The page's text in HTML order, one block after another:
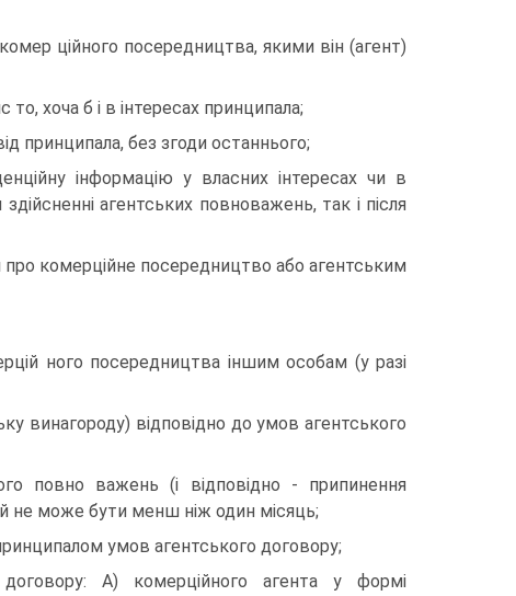
ційного посередництва, якими він (агент)
хоча б і в інтересах принципала;
принципала, без згоди останнього;
інформацію у власних інтересах чи в
агентських повноважень, так і після
про комерційне посередництво або агентським
ного посередництва іншим особам (у разі
винагороду) відповідно до умов агентського
повно важень (і відповідно - припинення
не може бути менш ніж один місяць;
умов агентського договору;
договору: А) комерційного агента у формі